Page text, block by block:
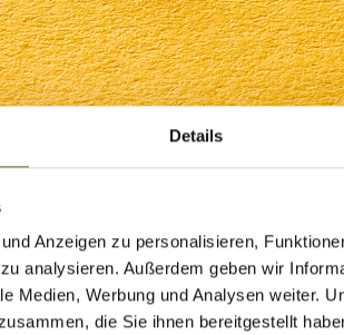
Details
Anzeigen zu personalisieren,
analysieren. Außerdem geben wir
Medien, Werbung und Analysen weiter.
die Sie ihnen bereitgestellt